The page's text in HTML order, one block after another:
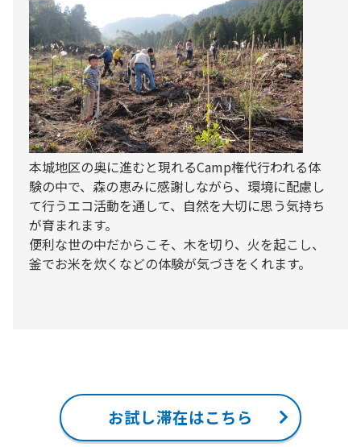
本城地区の奥に進むと現れるCamp権代行われる体
験の中で、森の恵みに感謝しながら、環境に配慮し
て行うエコ活動を通して、自然を大切に思う気持ち
が育まれます。
便利な世の中だからこそ、木を切り、火を起こし、
釜でお米を炊くなどの体験が気づきをくれます。
お試し滞在はこちら